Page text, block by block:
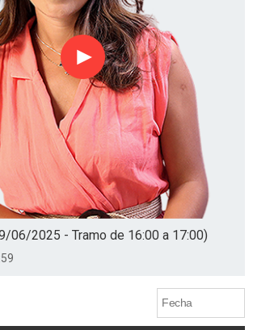
Reproducir
06/2025 - Tramo de 16:00 a 17:00)